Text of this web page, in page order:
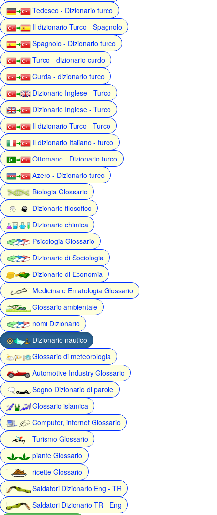
Tedesco - Dizionario turco
Il dizionario Turco - Spagnolo
Spagnolo - Dizionario turco
Turco - dizionario curdo
Curda - dizionario turco
Dizionario Inglese - Turco
Dizionario Inglese - Turco
Il dizionario Turco - Turco
Il dizionario Italiano - turco
Ottomano - Dizionario turco
Azero - Dizionario turco
Biologia Glossario
Dizionario filosofico
Dizionario chimica
Psicologia Glossario
Dizionario di Sociologia
Dizionario di Economia
Medicina e Ematologia Glossario
Glossario ambientale
nomi Dizionario
Dizionario nautico
Glossario di meteorologia
Automotive Industry Glossario
Sogno Dizionario di parole
Glossario islamica
Computer, internet Glossario
Turismo Glossario
piante Glossario
ricette Glossario
Saldatori Dizionario Eng - TR
Saldatori Dizionario TR - Eng